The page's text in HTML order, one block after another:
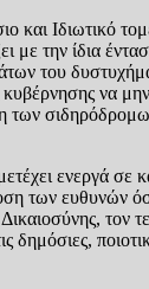
και Ιδιωτικό
με την ίδια
του
κυβέρνησης να
των
ενεργά σε
των ευθυνών
τον
δημόσιες,